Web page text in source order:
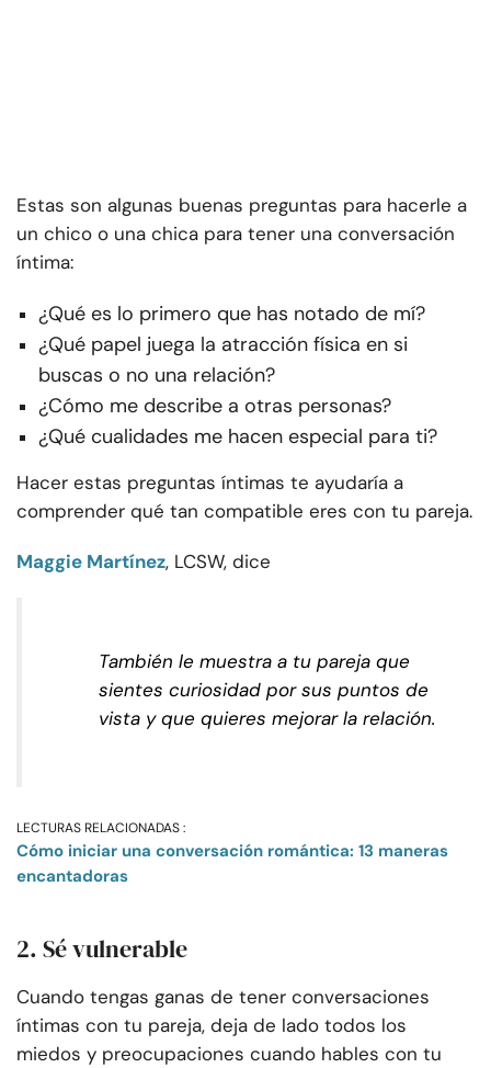
Estas son algunas buenas preguntas para hacerle a
un chico o una chica para tener una conversación
íntima:
¿Qué es lo primero que has notado de mí?
¿Qué papel juega la atracción física en si
buscas o no una relación?
¿Cómo me describe a otras personas?
¿Qué cualidades me hacen especial para ti?
Hacer estas preguntas íntimas te ayudaría a
comprender qué tan compatible eres con tu pareja.
Maggie Martínez, LCSW, dice
También le muestra a tu pareja que
sientes curiosidad por sus puntos de
vista y que quieres mejorar la relación.
LECTURAS RELACIONADAS :
Cómo iniciar una conversación romántica: 13 maneras
encantadoras
2. Sé vulnerable
Cuando tengas ganas de tener conversaciones
íntimas con tu pareja, deja de lado todos los
miedos y preocupaciones cuando hables con tu